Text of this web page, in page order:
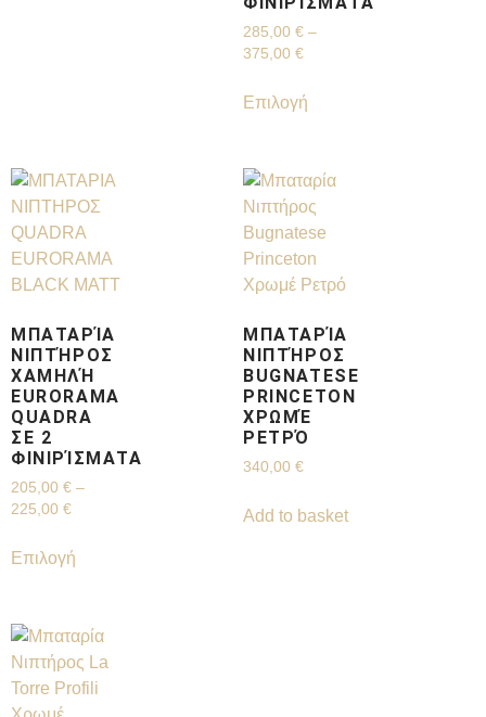
285,00 € –
375,00 €
Επιλογή
ΜΠΑΤΑΡΊΑ
ΝΙΠΤΉΡΟΣ
ΧΑΜΗΛΉ
EURORAMA
QUADRA
ΣΕ 2
ΦΙΝΙΡΊΣΜΑΤΑ
205,00 € –
225,00 €
Επιλογή
ΜΠΑΤΑΡΊΑ
ΝΙΠΤΉΡΟΣ
BUGNATESE
PRINCETON
ΧΡΩΜΈ
ΡΕΤΡΌ
340,00 €
Add to basket